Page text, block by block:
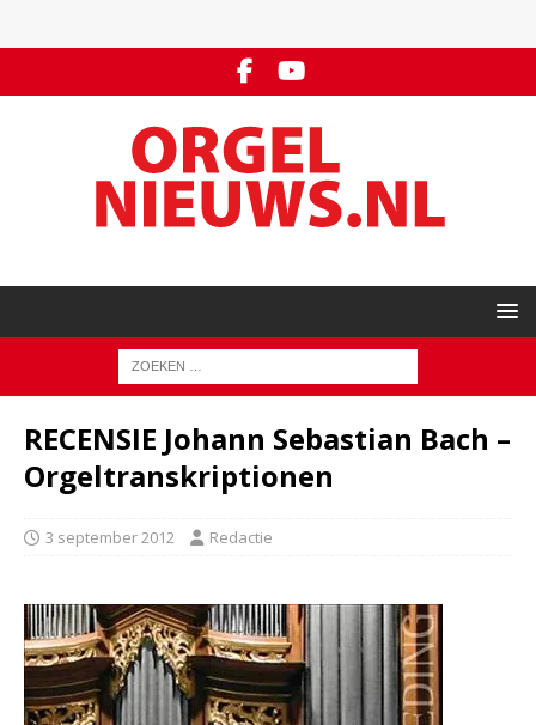
RECENSIE Johann Sebastian Bach –
Orgeltranskriptionen
3 september 2012 Redactie